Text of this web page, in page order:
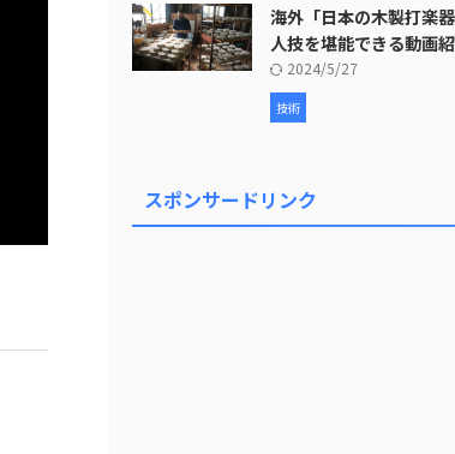
海外「日本の木製打楽
人技を堪能できる動画紹
2024/5/27
技術
スポンサードリンク